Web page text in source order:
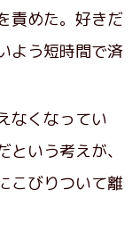
責めた。好きだ
よう短時間で済
なくなってい
いう考えが、
こびりついて離